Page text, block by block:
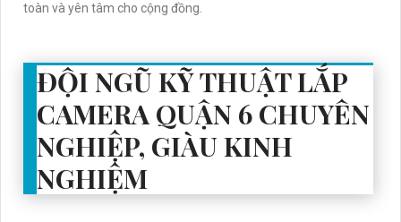
toàn và yên tâm cho cộng đồng.
ĐỘI NGŨ KỸ THUẬT LẮP
CAMERA QUẬN 6 CHUYÊN
NGHIỆP, GIÀU KINH
NGHIỆM